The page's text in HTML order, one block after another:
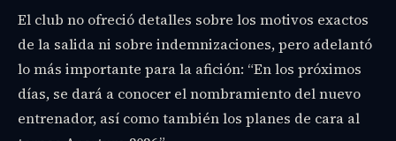
El club no ofreció detalles sobre los motivos exactos
de la salida ni sobre indemnizaciones, pero adelantó
lo más importante para la afición: “En los próximos
días, se dará a conocer el nombramiento del nuevo
entrenador, así como también los planes de cara al